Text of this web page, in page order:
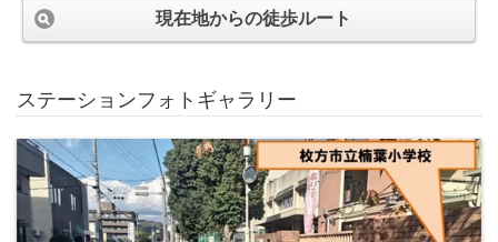
現在地からの徒歩ルート
ステーションフォトギャラリー